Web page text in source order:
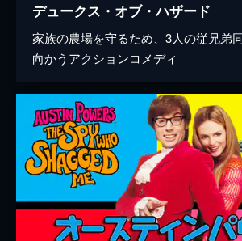
デュークス・オブ・ハザード
家族の農場を守るため、3人の従兄弟
向かうアクションコメディ